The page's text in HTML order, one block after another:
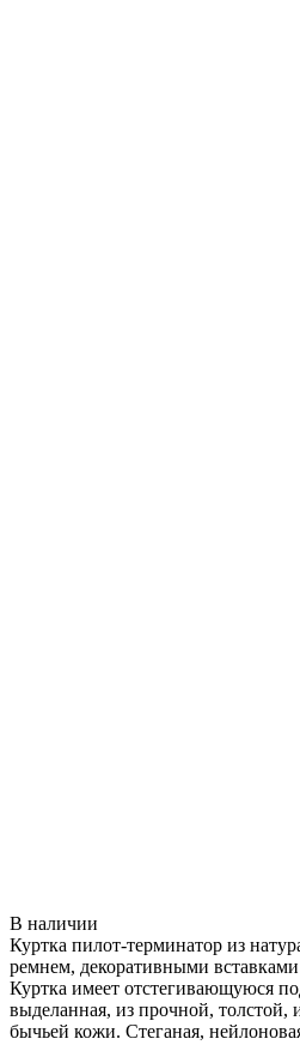
В наличии
Куртка пилот-терминатор из
ремнем, декоративными
Куртка имеет отстегивающуюся
выделанная, из прочной, толстой,
бычьей кожи. Стеганая,